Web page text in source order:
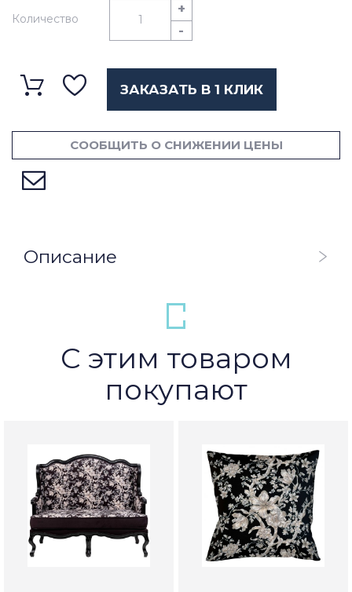
Количество
+
-
ЗАКАЗАТЬ В 1 КЛИК
СООБЩИТЬ О СНИЖЕНИИ ЦЕНЫ
Описание
С этим товаром
покупают